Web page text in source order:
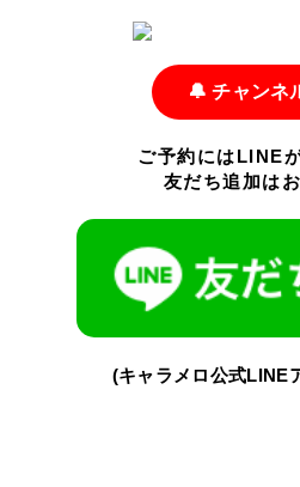
🔔 チャンネ
ご予約にはLINE
友だち追加は
(キャラメロ公式LINE